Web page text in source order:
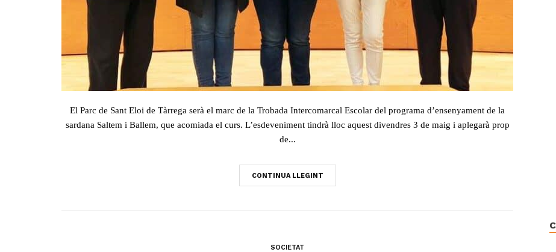
El Parc de Sant Eloi de Tàrrega serà el marc de la Trobada Intercomarcal Escolar del programa d’ensenyament de la
sardana Saltem i Ballem, que acomiada el curs. L’esdeveniment tindrà lloc aquest divendres 3 de maig i aplegarà prop
de...
CONTINUA LLEGINT
SOCIETAT